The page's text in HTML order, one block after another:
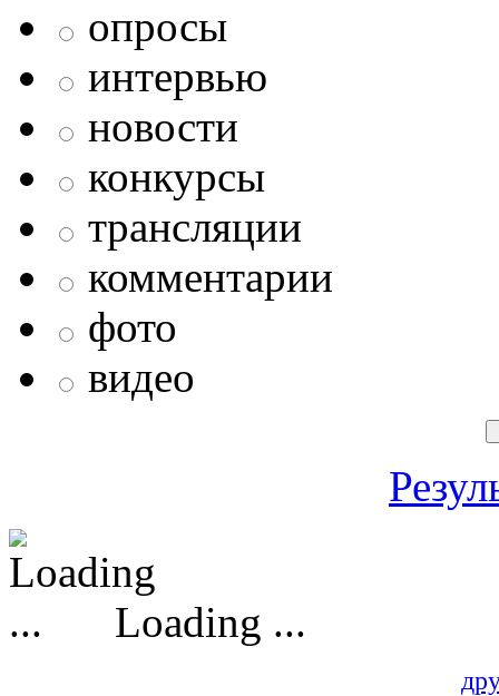
опросы
интервью
новости
конкурсы
трансляции
комментарии
фото
видео
Loading ...